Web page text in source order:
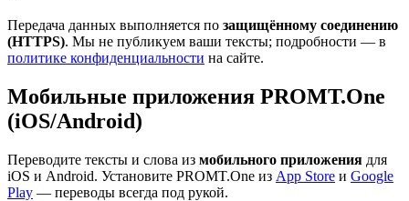
Передача данных выполняется по защищённому соединению
(HTTPS). Мы не публикуем ваши тексты; подробности — в
политике конфиденциальности на сайте.
Мобильные приложения PROMT.One
(iOS/Android)
Переводите тексты и слова из мобильного приложения для
iOS и Android. Установите PROMT.One из App Store и Google
Play — переводы всегда под рукой.